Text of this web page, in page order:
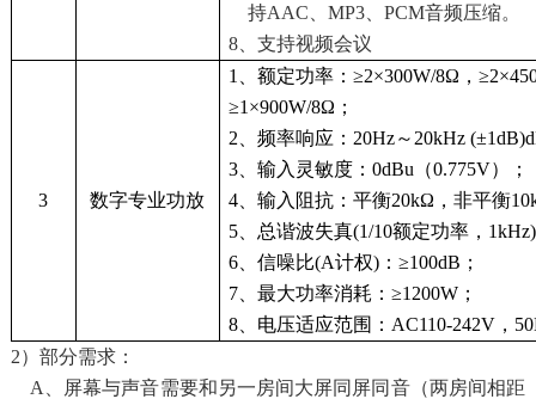
持AAC、MP3、PCM音频压缩。
8、支持视频会议
3 数字专业功放
1、额定功率：≥2×300W/8Ω，
≥1×900W/8Ω；
2、频率响应：20Hz～20kHz
3、输入灵敏度：0dBu（0.775V）；
4、输入阻抗：平衡20kΩ，非平衡
5、总谐波失真(1/10额定功率，
6、信噪比(A计权)：≥100dB；
7、最大功率消耗：≥1200W；
8、电压适应范围：AC110-242V，
2）部分需求：
A、屏幕与声音需要和另一房间大屏同屏同音（两房间相距